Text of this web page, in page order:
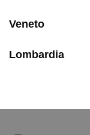
Veneto
Lombardia